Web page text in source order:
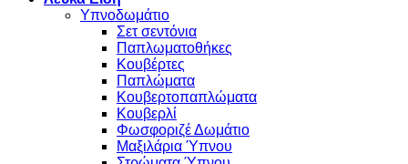
Υπνοδωμάτιο
Σετ σεντόνια
Παπλωματοθήκες
Κουβέρτες
Παπλώματα
Κουβερτοπαπλώματα
Κουβερλί
Φωσφοριζέ Δωμάτιο
Μαξιλάρια Ύπνου